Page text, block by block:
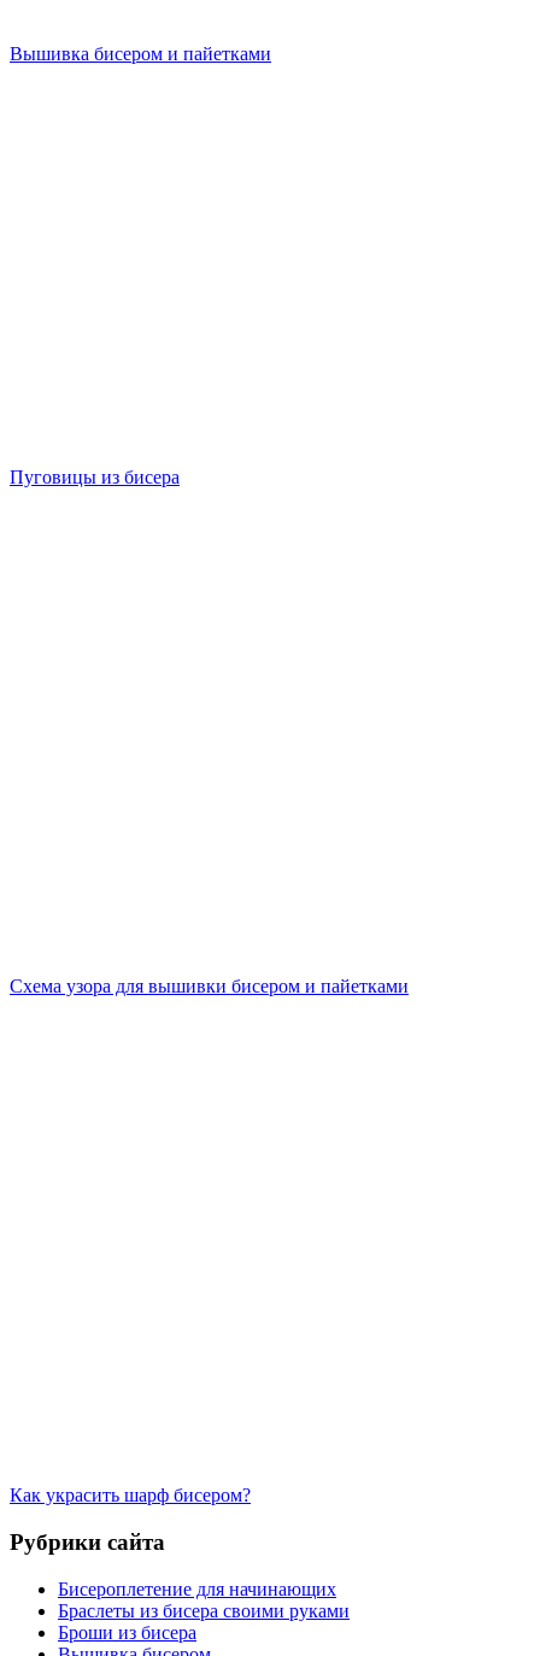
Вышивка бисером и пайетками
Пуговицы из бисера
Схема узора для вышивки бисером и пайетками
Как украсить шарф бисером?
Рубрики сайта
Бисероплетение для начинающих
Браслеты из бисера своими руками
Броши из бисера